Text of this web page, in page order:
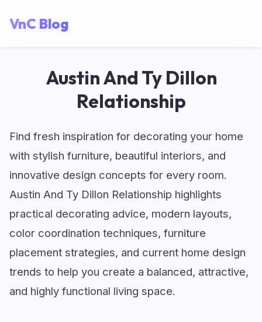
VnC Blog
Austin And Ty Dillon
Relationship
Find fresh inspiration for decorating your home
with stylish furniture, beautiful interiors, and
innovative design concepts for every room.
Austin And Ty Dillon Relationship highlights
practical decorating advice, modern layouts,
color coordination techniques, furniture
placement strategies, and current home design
trends to help you create a balanced, attractive,
and highly functional living space.